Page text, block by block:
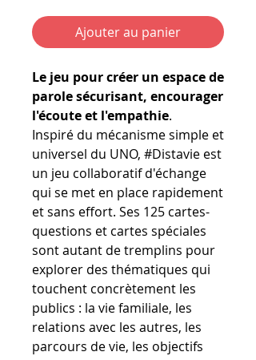
Ajouter au panier
Le jeu pour créer un espace de
parole sécurisant, encourager
l'écoute et l'empathie.
Inspiré du mécanisme simple et
universel du UNO, #Distavie est
un jeu collaboratif d'échange
qui se met en place rapidement
et sans effort. Ses 125 cartes-
questions et cartes spéciales
sont autant de tremplins pour
explorer des thématiques qui
touchent concrètement les
publics : la vie familiale, les
relations avec les autres, les
parcours de vie, les objectifs